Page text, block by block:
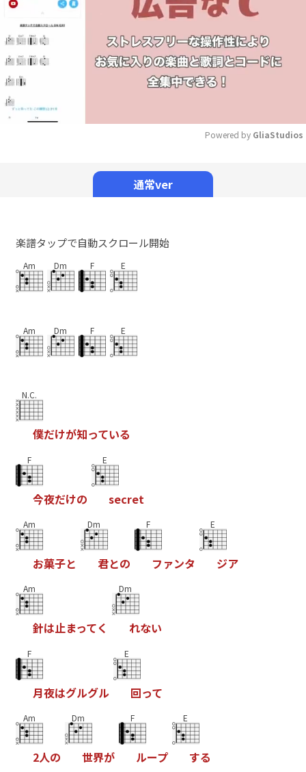
Powered by GliaStudios
通常ver
楽譜タップで自動スクロール開始
Am Dm F E
Am Dm F E
N.C.
僕だけが知っている
F
今夜だけの
E
secret
Am
お菓子と
Dm
君との
F
フ ァンタ
E
ジア
Am
針は止まってく
Dm
れない
F
月夜はグルグル
E
回って
Am
2人の
Dm
世界が
F
ループ
E
する